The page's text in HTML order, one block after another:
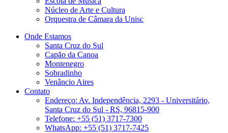
Núcleo de Arte e Cultura
Orquestra de Câmara da Unisc
Onde Estamos
Santa Cruz do Sul
Capão da Canoa
Montenegro
Sobradinho
Venâncio Aires
Contato
Endereço: Av. Independência, 2293 - Universitário,
Santa Cruz do Sul - RS, 96815-900
Telefone: +55 (51) 3717-7300
WhatsApp: +55 (51) 3717-7425